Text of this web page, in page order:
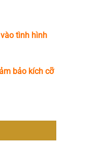
tình hình
bảo kích cỡ